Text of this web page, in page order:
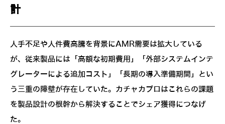
計
人手不足や人件費高騰を背景にAMR需要は拡大している
が、従来製品には「高額な初期費用」「外部システムインテ
グレーターによる追加コスト」「長期の導入準備期間」とい
う三重の障壁が存在していた。カチャカプロはこれらの課題
を製品設計の根幹から解決することでシェア獲得につなげ
た。